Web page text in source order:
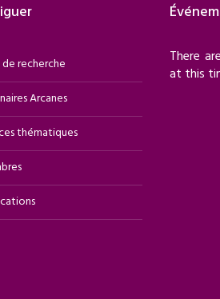
recherche
Arcanes
thématiques
There
at this